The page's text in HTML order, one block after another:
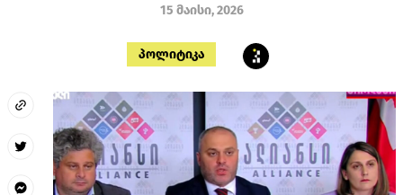
15 მაისი, 2026
პოლიტიკა